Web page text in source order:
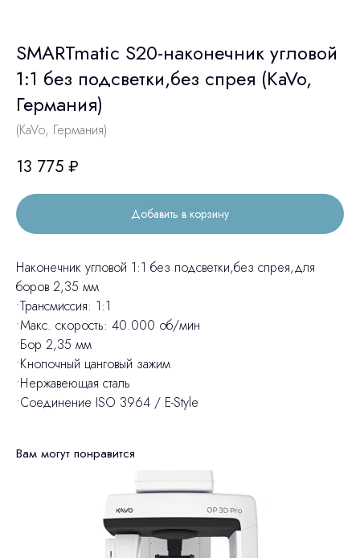
SMARTmatic S20-наконечник угловой
1:1 без подсветки,без спрея (KaVo,
Германия)
(KaVo, Германия)
13 775 ₽
Добавить в корзину
Наконечник угловой 1:1 без подсветки,без спрея,для
боров 2,35 мм
•Трансмиссия: 1:1
•Макс. скорость: 40.000 об/мин
•Бор 2,35 мм
•Кнопочный цанговый зажим
•Нержавеющая сталь
•Соединение ISO 3964 / E-Style
Вам могут понравится